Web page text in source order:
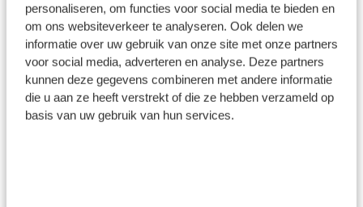
personaliseren, om functies voor social media te bieden en
om ons websiteverkeer te analyseren. Ook delen we
informatie over uw gebruik van onze site met onze partners
voor social media, adverteren en analyse. Deze partners
kunnen deze gegevens combineren met andere informatie
die u aan ze heeft verstrekt of die ze hebben verzameld op
basis van uw gebruik van hun services.
Zingeving als de sleutel
september 2024